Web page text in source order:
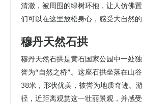
清澈，被周围的绿树环抱，让人仿佛
们可以在这里放松身心，感受大自然的
穆丹天然石拱
穆丹天然石拱是黄石国家公园中一处
誉为“自然之桥”。这座石拱坐落在山
38米，形状优美，被誉为地质奇迹。
径，近距离观赏这一壮丽景观，并感受